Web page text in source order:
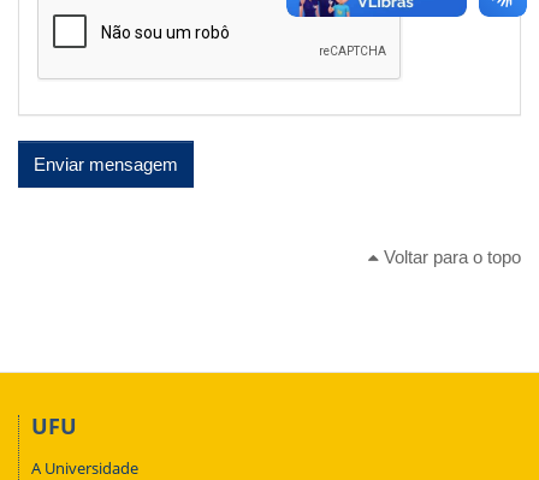
Enviar mensagem
Voltar para o topo
UFU
A Universidade